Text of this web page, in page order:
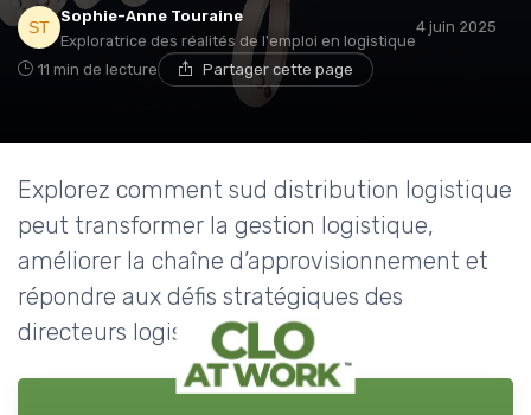
Sophie-Anne Touraine
Exploratrice des réalités de l'emploi en logistique
4 juin 2025
11 min de lecture Partager cette page
Explorez comment sud distribution logistique
peut transformer la gestion logistique,
améliorer la chaîne d’approvisionnement et
répondre aux défis stratégiques des
directeurs logistiques.